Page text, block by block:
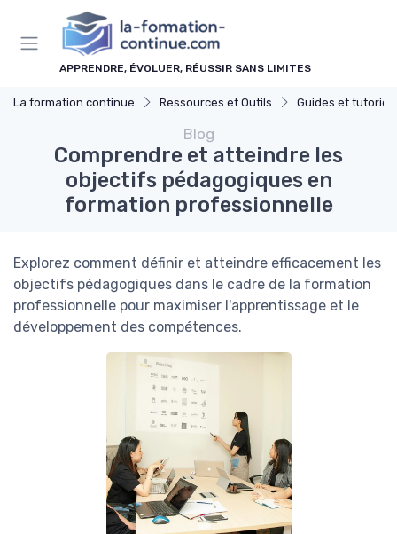
APPRENDRE, ÉVOLUER, RÉUSSIR SANS LIMITES
La formation continue Ressources et Outils Guides et tutoriels
Blog
Comprendre et atteindre les
objectifs pédagogiques en
formation professionnelle
Explorez comment définir et atteindre efficacement les
objectifs pédagogiques dans le cadre de la formation
professionnelle pour maximiser l'apprentissage et le
développement des compétences.
Panneau de gestion des cookies